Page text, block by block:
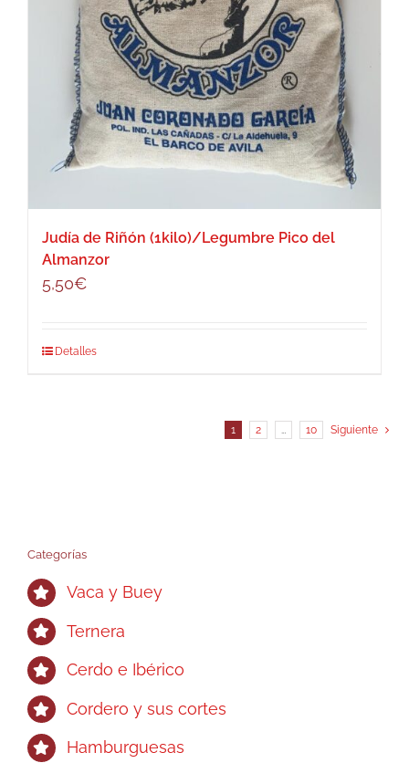
Judía de Riñón (1kilo)/Legumbre Pico del
Almanzor
5,50€
Detalles
1 2 10 Siguiente
Categorías
Vaca y Buey
Ternera
Cerdo e Ibérico
Cordero y sus cortes
Hamburguesas